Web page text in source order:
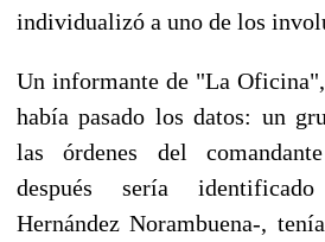
individualizó a uno de los
Un informante de "La
había pasado los datos: un
las órdenes del
después sería
Hernández Norambuena-,